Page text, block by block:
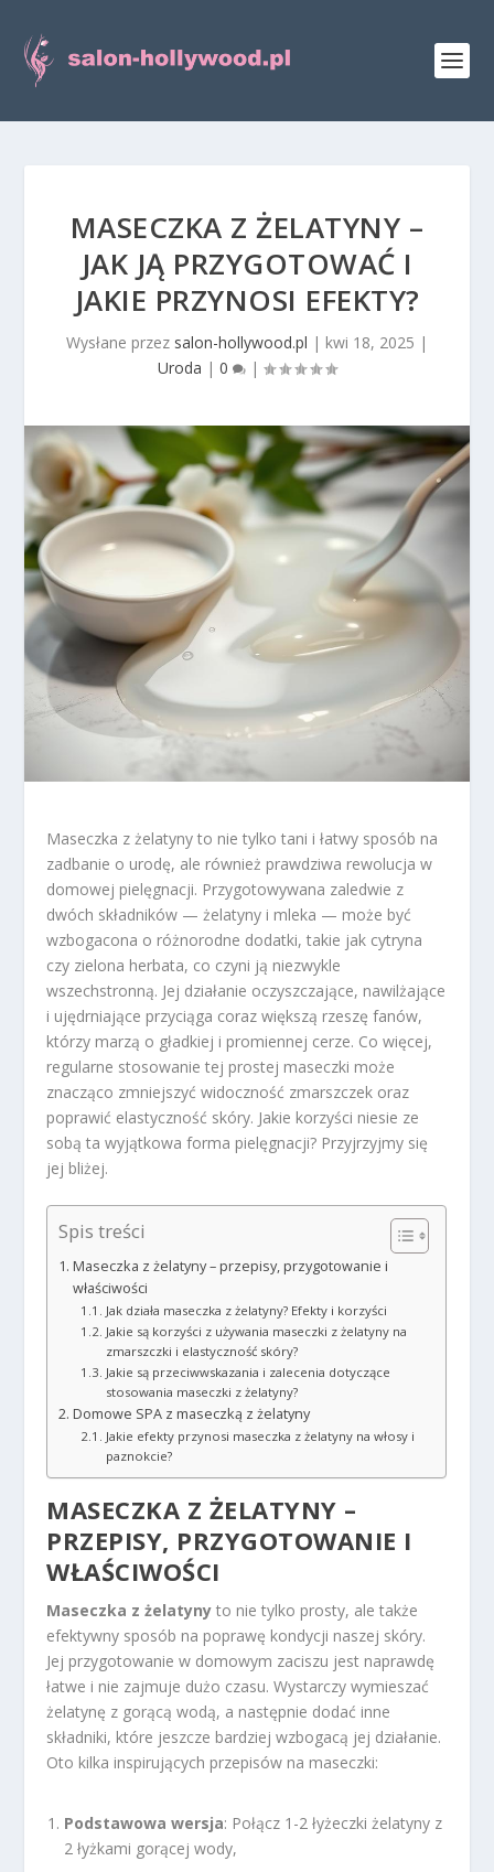
MASECZKA Z ŻELATYNY –
JAK JĄ PRZYGOTOWAĆ I
JAKIE PRZYNOSI EFEKTY?
Wysłane przez salon-hollywood.pl | kwi 18, 2025 |
Uroda | 0 |
Maseczka z żelatyny to nie tylko tani i łatwy sposób na
zadbanie o urodę, ale również prawdziwa rewolucja w
domowej pielęgnacji. Przygotowywana zaledwie z
dwóch składników — żelatyny i mleka — może być
wzbogacona o różnorodne dodatki, takie jak cytryna
czy zielona herbata, co czyni ją niezwykle
wszechstronną. Jej działanie oczyszczające, nawilżające
i ujędrniające przyciąga coraz większą rzeszę fanów,
którzy marzą o gładkiej i promiennej cerze. Co więcej,
regularne stosowanie tej prostej maseczki może
znacząco zmniejszyć widoczność zmarszczek oraz
poprawić elastyczność skóry. Jakie korzyści niesie ze
sobą ta wyjątkowa forma pielęgnacji? Przyjrzyjmy się
jej bliżej.
Spis treści
Maseczka z żelatyny – przepisy, przygotowanie i
właściwości
Jak działa maseczka z żelatyny? Efekty i korzyści
Jakie są korzyści z używania maseczki z żelatyny na
zmarszczki i elastyczność skóry?
Jakie są przeciwwskazania i zalecenia dotyczące
stosowania maseczki z żelatyny?
Domowe SPA z maseczką z żelatyny
Jakie efekty przynosi maseczka z żelatyny na włosy i
paznokcie?
MASECZKA Z ŻELATYNY –
PRZEPISY, PRZYGOTOWANIE I
WŁAŚCIWOŚCI
Maseczka z żelatyny to nie tylko prosty, ale także
efektywny sposób na poprawę kondycji naszej skóry.
Jej przygotowanie w domowym zaciszu jest naprawdę
łatwe i nie zajmuje dużo czasu. Wystarczy wymieszać
żelatynę z gorącą wodą, a następnie dodać inne
składniki, które jeszcze bardziej wzbogacą jej działanie.
Oto kilka inspirujących przepisów na maseczki:
Podstawowa wersja: Połącz 1-2 łyżeczki żelatyny z
2 łyżkami gorącej wody,